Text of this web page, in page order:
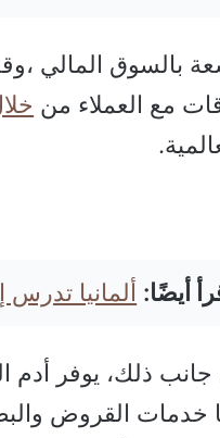
بالسوق المالي
مع العملاء من
أيضًا: ألمانيا
جانب ذلك، يوفر أدم
خدمات القروض